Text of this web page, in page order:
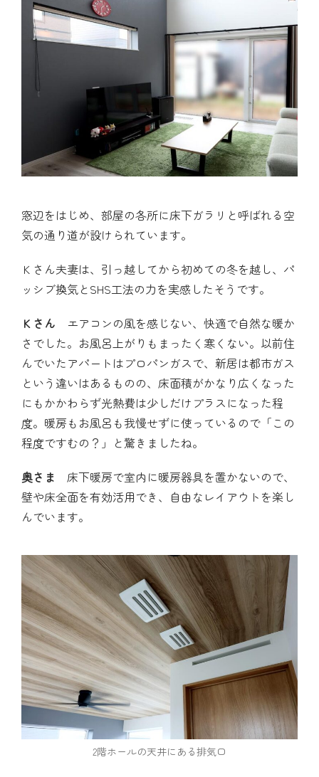
窓辺をはじめ、部屋の各所に床下ガラリと呼ばれる空
気の通り道が設けられています。
Ｋさん夫妻は、引っ越してから初めての冬を越し、パ
ッシブ換気とSHS工法の力を実感したそうです。
Ｋさん エアコンの風を感じない、快適で自然な暖か
さでした。お風呂上がりもまったく寒くない。以前住
んでいたアパートはプロパンガスで、新居は都市ガス
という違いはあるものの、床面積がかなり広くなった
にもかかわらず光熱費は少しだけプラスになった程
度。暖房もお風呂も我慢せずに使っているので「この
程度ですむの？」と驚きましたね。
奥さま 床下暖房で室内に暖房器具を置かないので、
壁や床全面を有効活用でき、自由なレイアウトを楽し
んでいます。
2階ホールの天井にある排気口